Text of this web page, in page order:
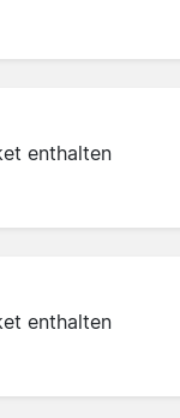
enthalten
enthalten